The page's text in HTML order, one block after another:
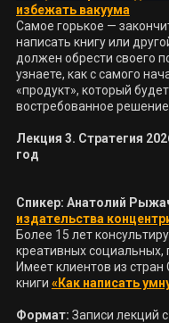
избежать вакуума
Самое горькое —
написать книгу или
должен обрести своего
узнаете, как с самого
«продукт», который
востребованное решение.
Лекция 3. Стратегия
Спикер: Анатолий
издательства
Более 15 лет
креативных социальных,
Имеет клиентов из
книги «Как написать
Формат: Записи лекций